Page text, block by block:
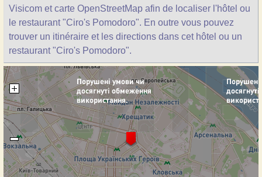
Visicom et carte OpenStreetMap afin de localiser l'hôtel ou
le restaurant "Ciro's Pomodoro". En outre vous pouvez
trouver un itinéraire et les directions dans cet hôtel ou un
restaurant "Ciro's Pomodoro".